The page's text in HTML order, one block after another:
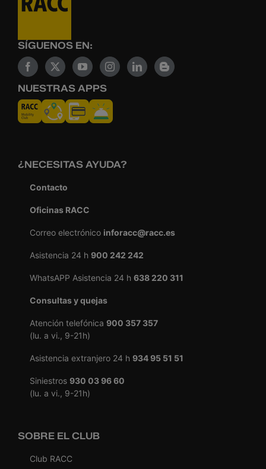
SÍGUENOS EN:
NUESTRAS APPS
¿NECESITAS AYUDA?
Contacto
Oficinas RACC
Correo electrónico inforacc@racc.es
Asistencia 24 h 900 242 242
WhatsAPP Asistencia 24 h 638 220 311
Consultas y quejas
Atención telefónica 900 357 357
(lu. a vi., 9-21h)
Asistencia extranjero 24 h 934 95 51 51
Siniestros 930 03 96 60
(lu. a vi., 9-21h)
SOBRE EL CLUB
Club RACC